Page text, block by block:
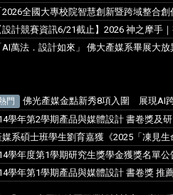
2026全國大專校院智慧創新暨跨域整合
設計競賽資訊6/21截止】2026 神之摩手
AI萬法．設計如來」 佛大產媒系畢展大放
門 佛光產媒金點新秀8項入圍 展現AI
學年第2學期產品與媒體設計 書卷獎及
媒系碩士班學生劉育嘉獲《2025「凍見
學年度第1學期研究生獎學金獲獎名單公
學年第1學期產品與媒體設計 書卷獎 推